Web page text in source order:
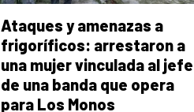
Ataques y amenazas a
frigoríficos: arrestaron a
una mujer vinculada al jefe
de una banda que opera
para Los Monos